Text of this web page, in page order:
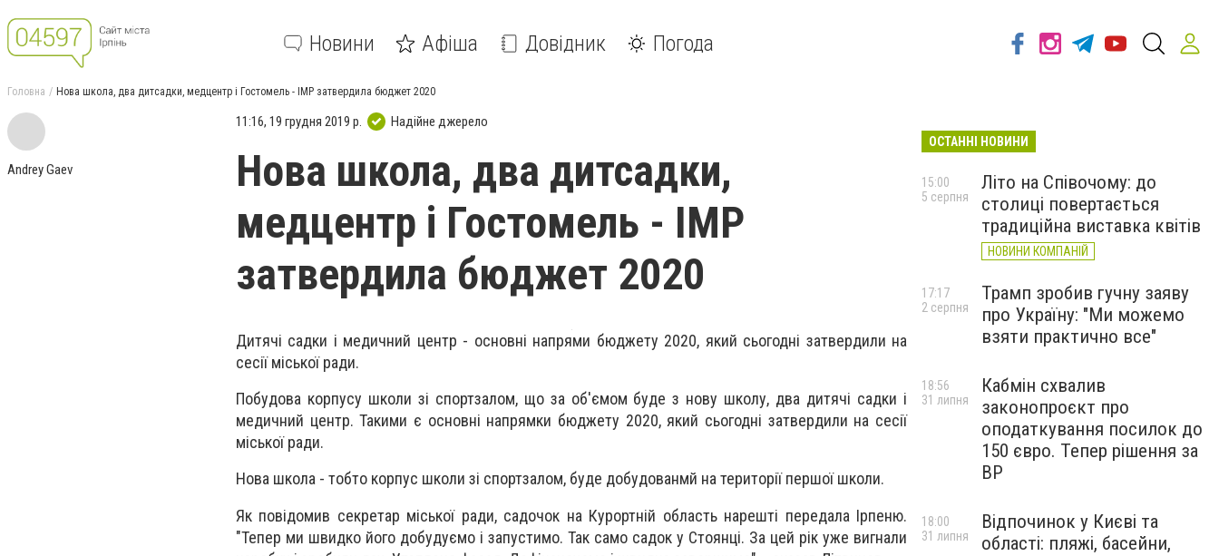
Новини Афіша Довідник Погода
Головна Нова школа, два дитсадки, медцентр і Гостомель - ІМР затвердила бюджет 2020
Andrey Gaev
11:16, 19 грудня 2019 р. Надійне джерело
Нова школа, два дитсадки,
медцентр і Гостомель - ІМР
затвердила бюджет 2020
Дитячі садки і медичний центр - основні напрями бюджету 2020, який сьогодні затвердили на
сесії міської ради.
Побудова корпусу школи зі спортзалом, що за об'ємом буде з нову школу, два дитячі садки і
медичний центр. Такими є основні напрямки бюджету 2020, який сьогодні затвердили на сесії
міської ради.
Нова школа - тобто корпус школи зі спортзалом, буде добудованмй на території першої школи.
Як повідомив секретар міської ради, садочок на Курортній область нарешті передала Ірпеню.
"Тепер ми швидко його добудуємо і запустимо. Так само садок у Стоянці. За цей рік уже вигнали
ОСТАННІ НОВИНИ
Літо на Співочому: до
столиці повертається
традиційна виставка квітів
НОВИНИ КОМПАНІЙ
15:00
5 серпня
Трамп зробив гучну заяву
про Україну: "Ми можемо
взяти практично все"
17:17
2 серпня
Кабмін схвалив
законопроєкт про
оподаткування посилок до
150 євро. Тепер рішення за
ВР
18:56
31 липня
Відпочинок у Києві та
області: пляжі, басейни,
18:00
31 липня